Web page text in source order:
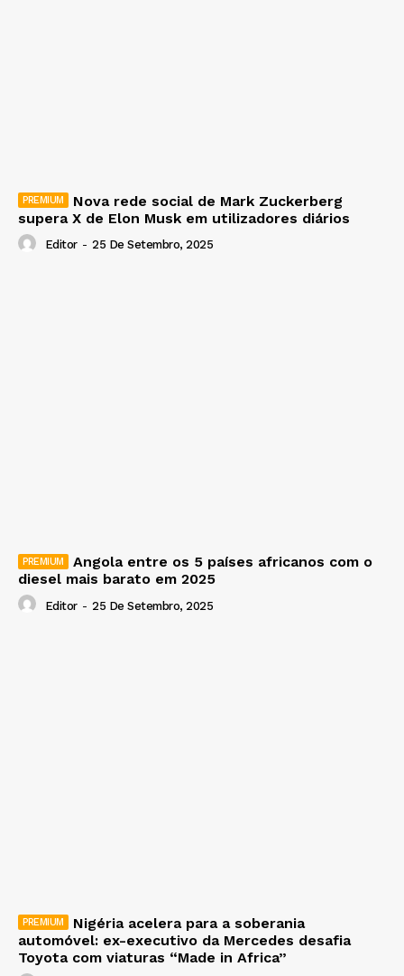
Nova rede social de Mark Zuckerberg
supera X de Elon Musk em utilizadores diários
Editor - 25 De Setembro, 2025
Angola entre os 5 países africanos com o
diesel mais barato em 2025
Editor - 25 De Setembro, 2025
Nigéria acelera para a soberania
automóvel: ex-executivo da Mercedes desafia
Toyota com viaturas “Made in Africa”